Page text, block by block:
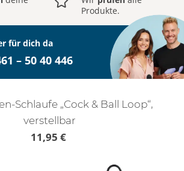
Produkte.
für dich da
– 50 40 446
Schlaufe „Cock & Ball Loop“,
verstellbar
11,95 €